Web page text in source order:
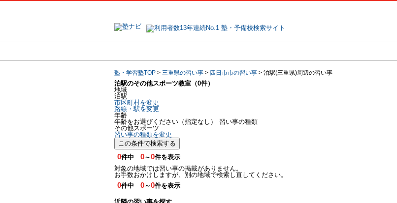
塾・学習塾TOP > 三重県の習い事 > 四日市市の習い事 > 泊駅(三重県)周辺の習い事
泊駅のその他スポーツ教室（0件）
地域
泊駅
市区町村を変更
路線・駅を変更
年齢
年齢をお選びください（指定なし）
習い事の種類
その他スポーツ
習い事の種類を変更
この条件で検索する
0件中 0～0件を表示
対象の地域では習い事の掲載がありません。
お手数おかけしますが、別の地域で検索し直してください。
0件中 0～0件を表示